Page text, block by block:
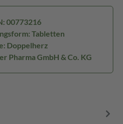
00773216
Tabletten
Doppelherz
Pharma GmbH & Co. KG